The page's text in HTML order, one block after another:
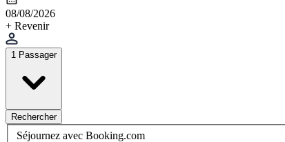
08/08/2026
+ Revenir
1 Passager
Rechercher
Séjournez avec Booking.com